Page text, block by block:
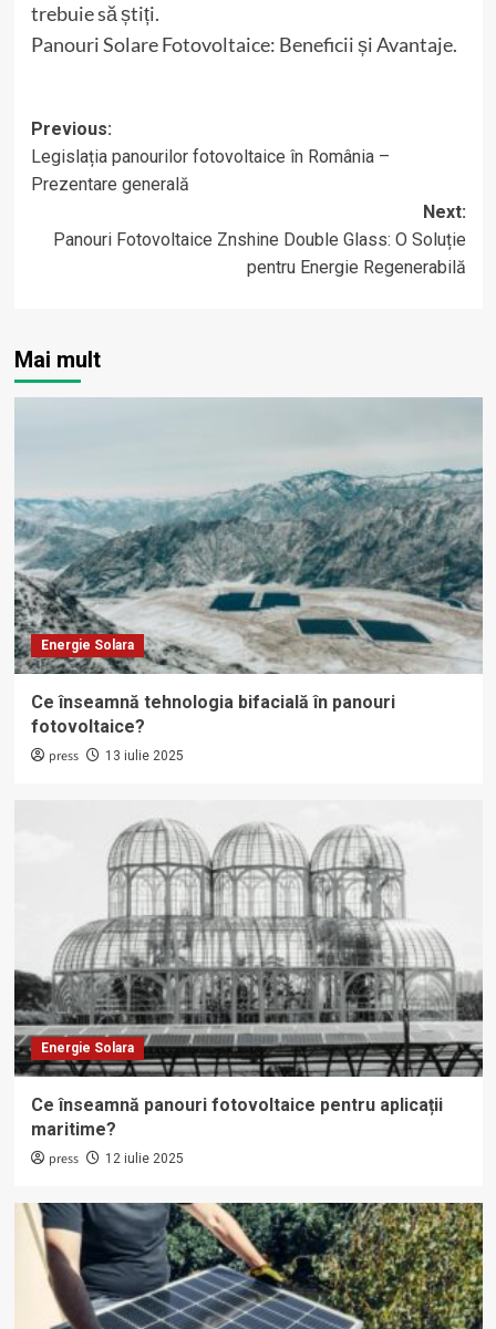
trebuie să știți.
Panouri Solare Fotovoltaice: Beneficii și Avantaje.
Post
navigation
Previous:
Legislația panourilor fotovoltaice în România –
Prezentare generală
Next:
Panouri Fotovoltaice Znshine Double Glass: O Soluție
pentru Energie Regenerabilă
Mai mult
Energie Solara
Ce înseamnă tehnologia bifacială în panouri
fotovoltaice?
press 13 iulie 2025
Energie Solara
Ce înseamnă panouri fotovoltaice pentru aplicații
maritime?
press 12 iulie 2025